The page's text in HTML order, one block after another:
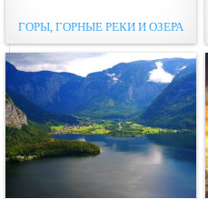
ГОРЫ, ГОРНЫЕ РЕКИ И ОЗЕРА